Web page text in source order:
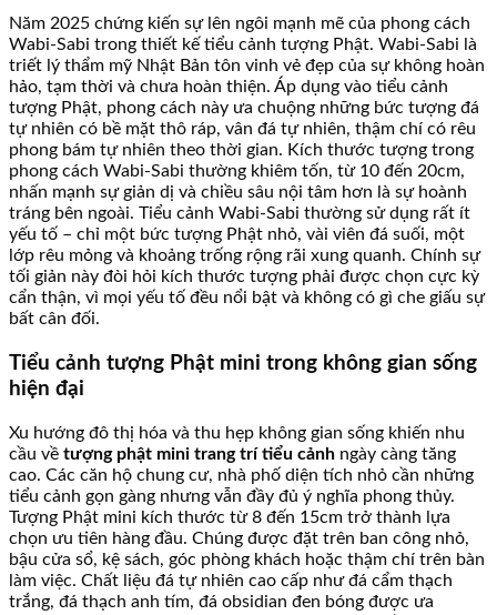
Năm 2025 chứng kiến sự lên ngôi mạnh mẽ của phong cách
Wabi-Sabi trong thiết kế tiểu cảnh tượng Phật. Wabi-Sabi là
triết lý thẩm mỹ Nhật Bản tôn vinh vẻ đẹp của sự không hoàn
hảo, tạm thời và chưa hoàn thiện. Áp dụng vào tiểu cảnh
tượng Phật, phong cách này ưa chuộng những bức tượng đá
tự nhiên có bề mặt thô ráp, vân đá tự nhiên, thậm chí có rêu
phong bám tự nhiên theo thời gian. Kích thước tượng trong
phong cách Wabi-Sabi thường khiêm tốn, từ 10 đến 20cm,
nhấn mạnh sự giản dị và chiều sâu nội tâm hơn là sự hoành
tráng bên ngoài. Tiểu cảnh Wabi-Sabi thường sử dụng rất ít
yếu tố – chỉ một bức tượng Phật nhỏ, vài viên đá suối, một
lớp rêu mỏng và khoảng trống rộng rãi xung quanh. Chính sự
tối giản này đòi hỏi kích thước tượng phải được chọn cực kỳ
cẩn thận, vì mọi yếu tố đều nổi bật và không có gì che giấu sự
bất cân đối.
Tiểu cảnh tượng Phật mini trong không gian sống
hiện đại
Xu hướng đô thị hóa và thu hẹp không gian sống khiến nhu
cầu về tượng phật mini trang trí tiểu cảnh ngày càng tăng
cao. Các căn hộ chung cư, nhà phố diện tích nhỏ cần những
tiểu cảnh gọn gàng nhưng vẫn đầy đủ ý nghĩa phong thủy.
Tượng Phật mini kích thước từ 8 đến 15cm trở thành lựa
chọn ưu tiên hàng đầu. Chúng được đặt trên ban công nhỏ,
bậu cửa sổ, kệ sách, góc phòng khách hoặc thậm chí trên bàn
làm việc. Chất liệu đá tự nhiên cao cấp như đá cẩm thạch
trắng, đá thạch anh tím, đá obsidian đen bóng được ưa